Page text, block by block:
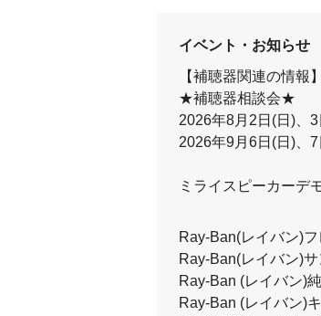
イベント・お知らせ
【補聴器関連の情報】
★補聴器相談会★
2026年8月2日(日)、
2026年9月6日(日)、
ミライスピーカーデ
Ray-Ban(レイバン)
Ray-Ban(レイバン)
Ray-Ban (レイバン)
Ray-Ban (レイバン)